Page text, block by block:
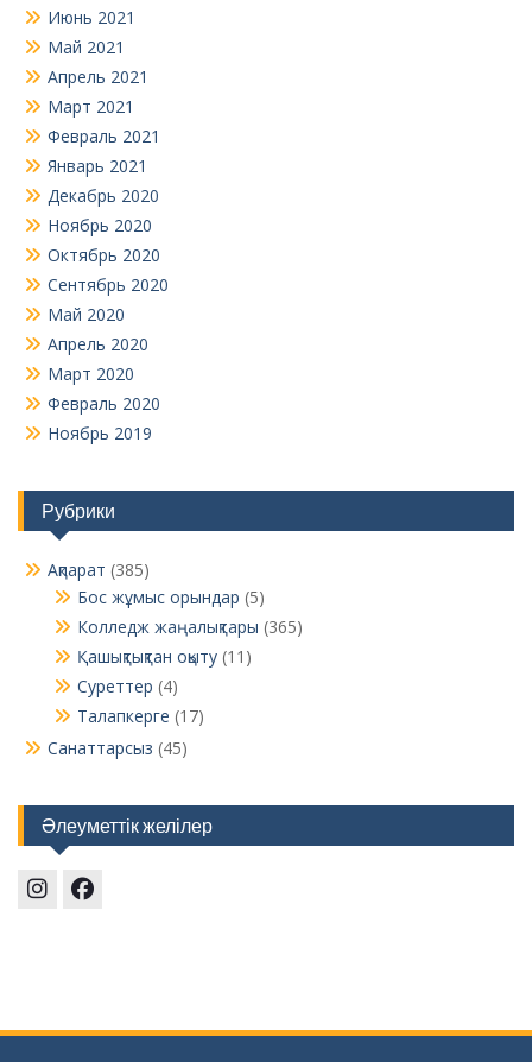
Июнь 2021
Май 2021
Апрель 2021
Март 2021
Февраль 2021
Январь 2021
Декабрь 2020
Ноябрь 2020
Октябрь 2020
Сентябрь 2020
Май 2020
Апрель 2020
Март 2020
Февраль 2020
Ноябрь 2019
Рубрики
Ақпарат (385)
Бос жұмыс орындар (5)
Колледж жаңалықтары (365)
Қашықтықтан оқыту (11)
Суреттер (4)
Талапкерге (17)
Санаттарсыз (45)
Әлеуметтік желілер